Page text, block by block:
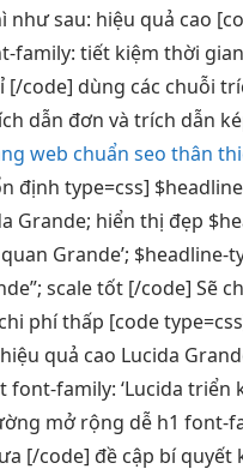
như sau: hiệu quả cao
family: tiết kiệm thời gian
[/code] dùng các chuỗi
dẫn đơn và trích dẫn
web chuẩn seo thân
định type=css]
Grande; hiển thị đẹp
Grande’; $headline-
scale tốt [/code] Sẽ
chi phí thấp [code
hiệu quả cao Lucida
font-family: ‘Lucida triển
mở rộng dễ h1 font-
[/code] đề cập bí quyết